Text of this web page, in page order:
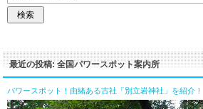
最近の投稿: 全国パワースポット案内所
パワースポット！由緒ある古社「別立岩神社」を紹介！